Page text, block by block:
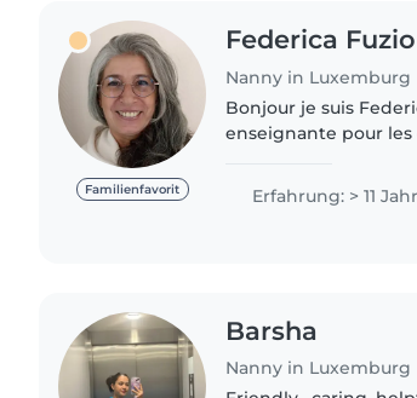
Familienfavorit
Federica Fuzio
Nanny in Luxemburg
Bonjour je suis
enseignante pour les
Erfahrung: > 11
Barsha
Nanny in Luxemburg